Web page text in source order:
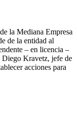
la Mediana Empresa
de la entidad al
– en licencia –
Kravetz, jefe de
acciones para